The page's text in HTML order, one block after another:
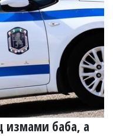
измами баба, а